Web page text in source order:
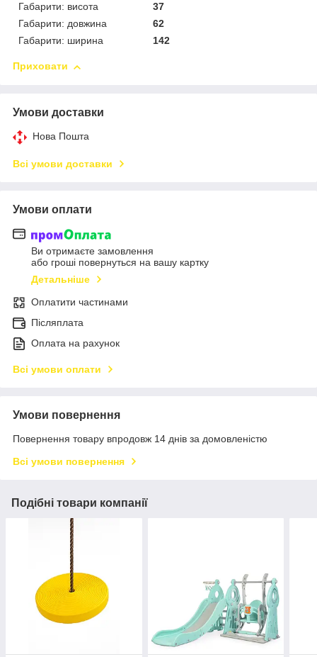
Габарити: висота
37
Габарити: довжина
62
Габарити: ширина
142
Приховати
Умови доставки
Нова Пошта
Всі умови доставки
Умови оплати
Ви отримаєте замовлення
або гроші повернуться на вашу картку
Детальніше
Оплатити частинами
Післяплата
Оплата на рахунок
Всі умови оплати
Умови повернення
Повернення товару впродовж 14 днів за домовленістю
Всі умови повернення
Подібні товари компанії